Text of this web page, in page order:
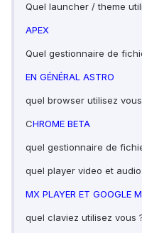
Quel launcher / theme
APEX
Quel gestionnaire de
EN GÉNÉRAL ASTRO
quel browser utilisez
CHROME BETA
quel gestionnaire de
quel player video et
MX PLAYER ET GOOGLE
quel claviez utilisez vous